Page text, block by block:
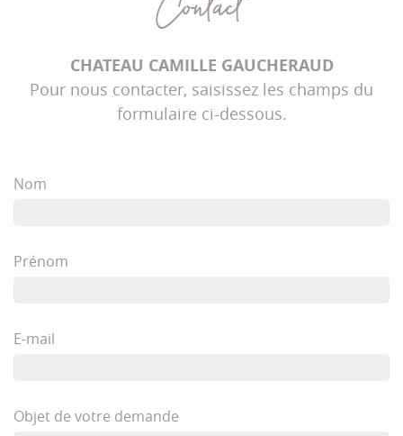
CHATEAU CAMILLE GAUCHERAUD
Pour nous contacter, saisissez les champs du
formulaire ci-dessous.
Nom
Prénom
E-mail
Objet de votre demande